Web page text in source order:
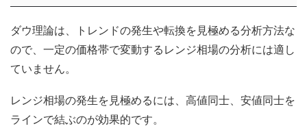
ダウ理論は、トレンドの発生や転換を見極める分析方法な
ので、一定の価格帯で変動するレンジ相場の分析には適し
ていません。
レンジ相場の発生を見極めるには、高値同士、安値同士を
ラインで結ぶのが効果的です。